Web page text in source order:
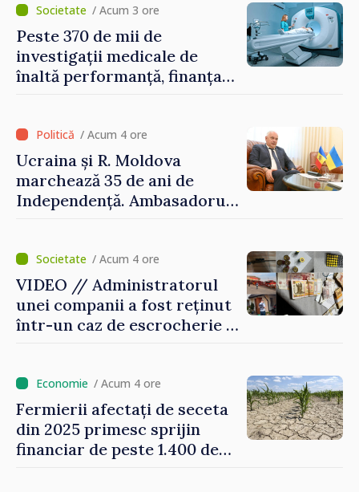
poartă întreaga vină pentru
pericolul adus la casele
oamenilor noștri”
/ Acum 3 ore
Peste 370 de mii de
investigații medicale de
înaltă performanță, finanțate
/ Acum 4 ore
Ucraina și R. Moldova
marchează 35 de ani de
Independență. Ambasadorul
suntem rezistenți și știm să
ne punctăm prioritățile
pentru viitor”
/ Acum 4 ore
VIDEO // Administratorul
unei companii a fost reținut
într-un caz de escrocherie și
domeniul agricol
/ Acum 4 ore
Fermierii afectați de seceta
din 2025 primesc sprijin
financiar de peste 1.400 de